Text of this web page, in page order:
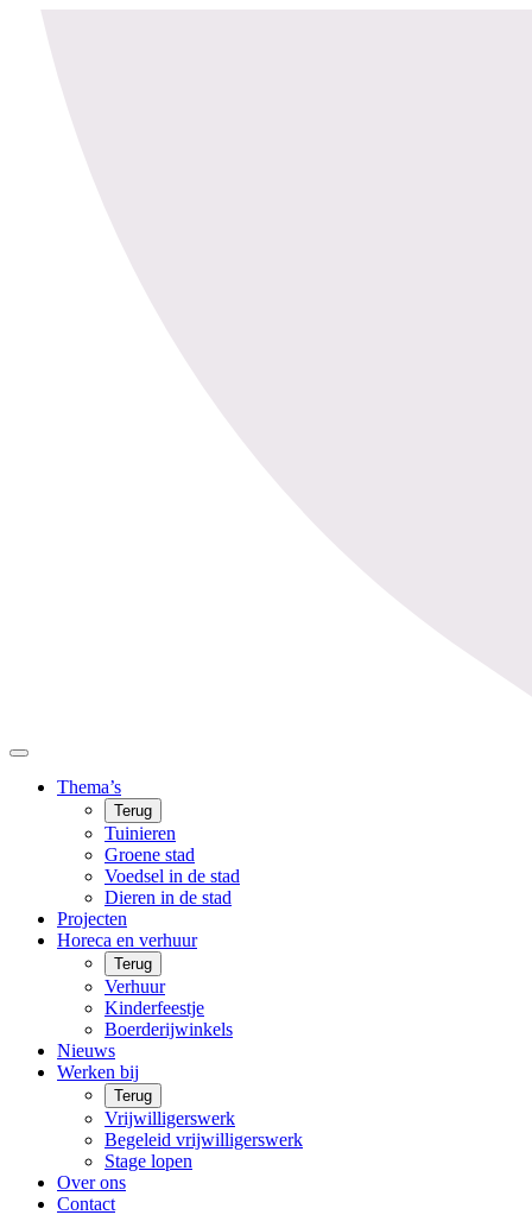
Thema’s
Terug
Tuinieren
Groene stad
Voedsel in de stad
Dieren in de stad
Projecten
Horeca en verhuur
Terug
Verhuur
Kinderfeestje
Boerderijwinkels
Nieuws
Werken bij
Terug
Vrijwilligerswerk
Begeleid vrijwilligerswerk
Stage lopen
Over ons
Contact